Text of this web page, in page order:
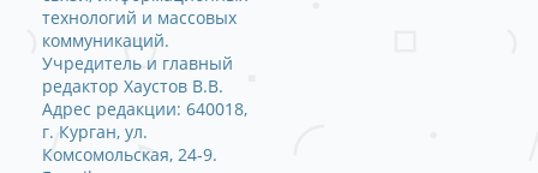
технологий и массовых
коммуникаций.
Учредитель и главный
редактор Хаустов В.В.
Адрес редакции: 640018,
г. Курган, ул.
Комсомольская, 24-9.